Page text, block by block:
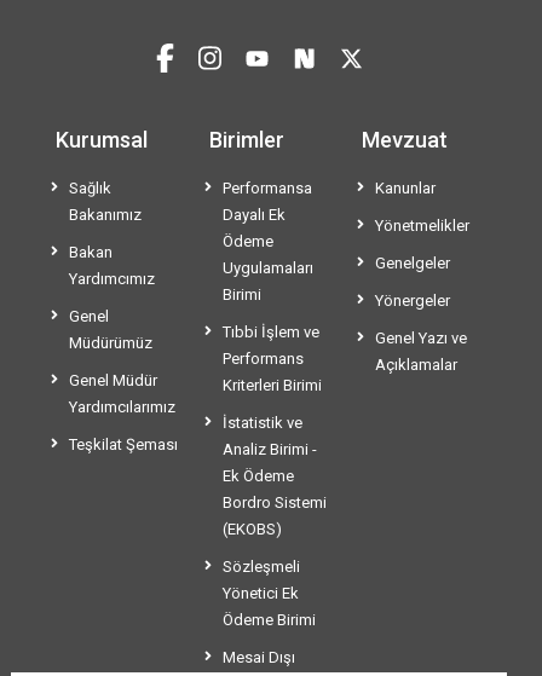
Kurumsal
Sağlık
Bakanımız
Bakan
Yardımcımız
Genel
Müdürümüz
Genel Müdür
Yardımcılarımız
Teşkilat Şeması
Birimler
Performansa
Dayalı Ek
Ödeme
Uygulamaları
Birimi
Tıbbi İşlem ve
Performans
Kriterleri Birimi
İstatistik ve
Analiz Birimi -
Ek Ödeme
Bordro Sistemi
(EKOBS)
Sözleşmeli
Yönetici Ek
Ödeme Birimi
Mesai Dışı
Mevzuat
Kanunlar
Yönetmelikler
Genelgeler
Yönergeler
Genel Yazı ve
Açıklamalar